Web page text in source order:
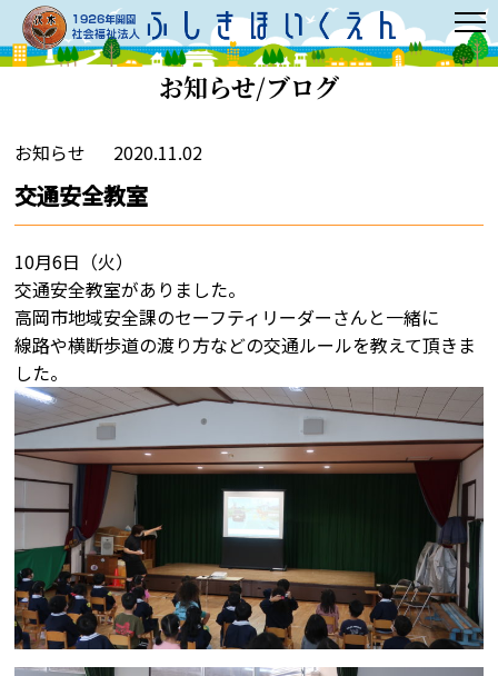
お知らせ/ブログ
お知らせ 2020.11.02
交通安全教室
10月6日（火）
交通安全教室がありました。
高岡市地域安全課のセーフティリーダーさんと一緒に
線路や横断歩道の渡り方などの交通ルールを教えて頂きま
した。